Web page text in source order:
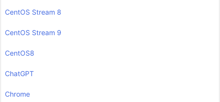
CentOS Stream 8
CentOS Stream 9
CentOS8
ChatGPT
Chrome